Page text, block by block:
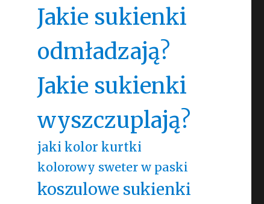
Jakie sukienki
odmładzają?
Jakie sukienki
wyszczuplają?
jaki kolor kurtki
kolorowy sweter w paski
koszulowe sukienki